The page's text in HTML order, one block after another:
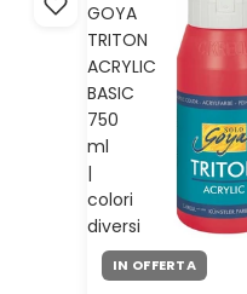
GOYA
TRITON
ACRYLIC
BASIC
750
ml
|
colori
diversi
IN OFFERTA